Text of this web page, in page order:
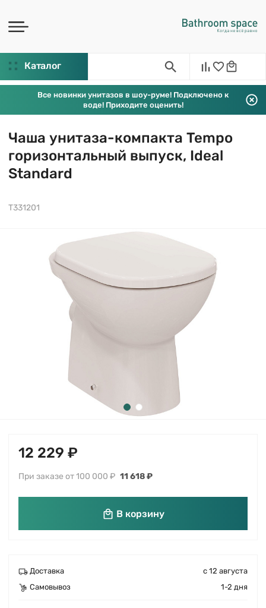
Каталог
Все новинки унитазов в шоу-руме! Подключено к
воде! Приходите оценить!
Чаша унитаза-компакта Tempo
горизонтальный выпуск, Ideal
Standard
T331201
12 229 ₽
При заказе от 100 000 ₽ 11 618 ₽
В корзину
Доставка
с 12 августа
Самовывоз
1-2 дня